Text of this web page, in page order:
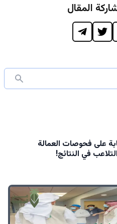
المقال
على فحوصات العمالة
في النتائج!